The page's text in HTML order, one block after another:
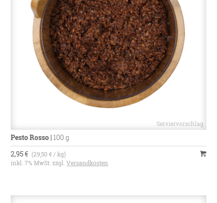
Pesto Rosso |100 g
2,95 € (29,50 € / kg)
inkl. 7% MwSt. zzgl.Versandkosten